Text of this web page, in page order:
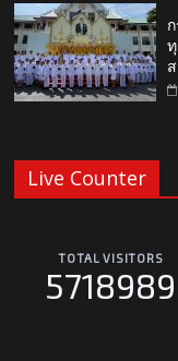
Live Counter
TOTAL VISITORS
5718989